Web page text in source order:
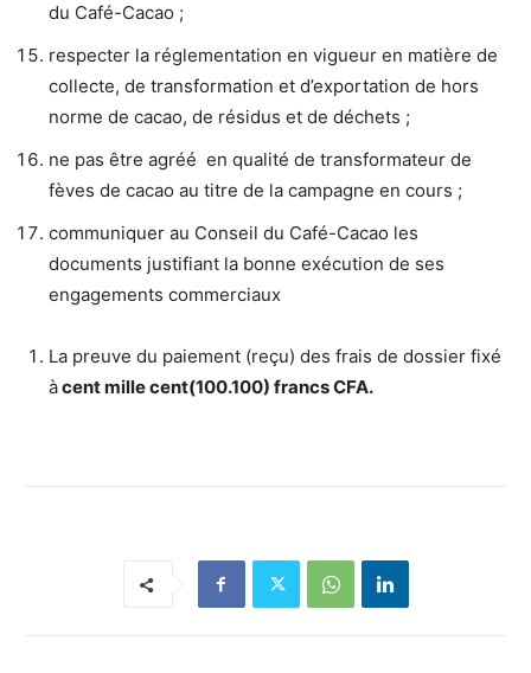
du Café-Cacao ;
respecter la réglementation en vigueur en matière de
collecte, de transformation et d’exportation de hors
norme de cacao, de résidus et de déchets ;
ne pas être agréé en qualité de transformateur de
fèves de cacao au titre de la campagne en cours ;
communiquer au Conseil du Café-Cacao les
documents justifiant la bonne exécution de ses
engagements commerciaux
La preuve du paiement (reçu) des frais de dossier fixé
àcent mille cent(100.100) francs CFA.